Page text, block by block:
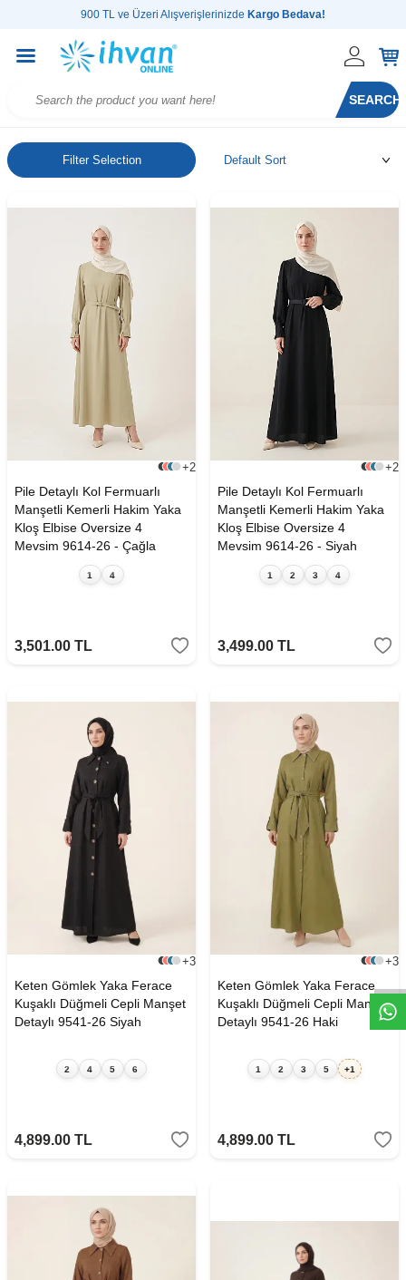
W
h
t
s
a
p
p
D
e
s
e
H
a
t
t
900 TL ve Üzeri Alışverişlerinizde Kargo Bedava!
SEARCH
Filter Selection
+2
Pile Detaylı Kol Fermuarlı
Manşetli Kemerli Hakim Yaka
Kloş Elbise Oversize 4
Mevsim 9614-26 - Çağla
1 4
3,501.00 TL
+2
Pile Detaylı Kol Fermuarlı
Manşetli Kemerli Hakim Yaka
Kloş Elbise Oversize 4
Mevsim 9614-26 - Siyah
1 2 3 4
3,499.00 TL
+3
Keten Gömlek Yaka Ferace
Kuşaklı Düğmeli Cepli Manşet
Detaylı 9541-26 Siyah
2 4 5 6
4,899.00 TL
+3
Keten Gömlek Yaka Ferace
Kuşaklı Düğmeli Cepli Manşet
Detaylı 9541-26 Haki
1 2 3 5 +1
4,899.00 TL